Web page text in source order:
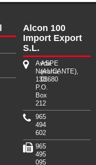
Alcon 100
Import Export
S.L.
Avda.
Navarra,
133.
P.O.
Box
212
ASPE
(ALICANTE),
03680
965
494
602
965
495
095